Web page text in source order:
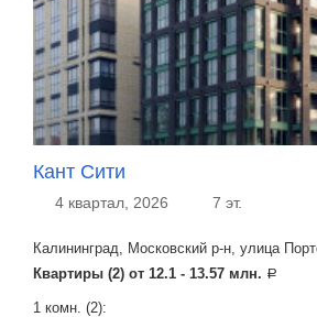
Кант Сити
4 квартал, 2026 7 эт.
Калининград, Московский р-н, улица
Квартиры (2) от 12.1 - 13.57 млн. a
1 комн. (2):